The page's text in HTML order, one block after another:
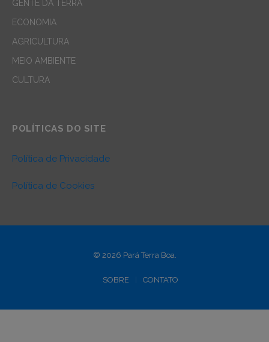
GENTE DA TERRA
ECONOMIA
AGRICULTURA
MEIO AMBIENTE
CULTURA
POLÍTICAS DO SITE
Política de Privacidade
Política de Cookies
© 2026 Pará Terra Boa.
SOBRE CONTATO